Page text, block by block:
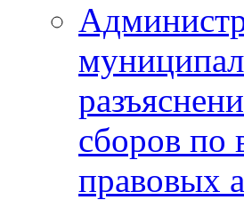
сборов по
правовых